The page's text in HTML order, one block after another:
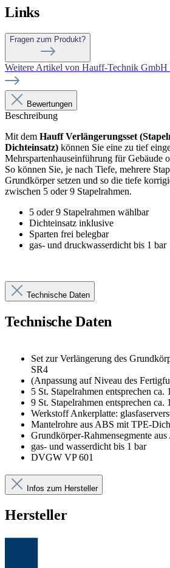
Links
Fragen zum Produkt?
Weitere Artikel von Hauff-Technik
Bewertungen
Beschreibung
Mit dem Hauff Verlängerungsset
Dichteinsatz) können Sie eine zu tief
Mehrspartenhauseinführung für Gebäude
So können Sie, je nach Tiefe, mehrere
Grundkörper setzen und so die tiefe
zwischen 5 oder 9 Stapelrahmen.
5 oder 9 Stapelrahmen wählbar
Dichteinsatz inklusive
Sparten frei belegbar
gas- und druckwasserdicht bis 1 bar
Technische Daten
Technische Daten
Set zur Verlängerung des
SR4
(Anpassung auf Niveau des
5 St. Stapelrahmen entsprechen ca.
9 St. Stapelrahmen entsprechen ca.
Werkstoff Ankerplatte:
Mantelrohre aus ABS mit TPE-
Grundkörper-Rahmensegmente
gas- und wasserdicht bis 1 bar
DVGW VP 601
Infos zum Hersteller
Hersteller